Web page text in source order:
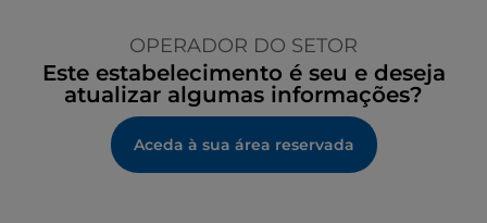
OPERADOR DO SETOR
Este estabelecimento é seu e deseja
atualizar algumas informações?
Aceda à sua área reservada